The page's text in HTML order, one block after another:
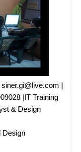
|
|IT Training
& Design
Design